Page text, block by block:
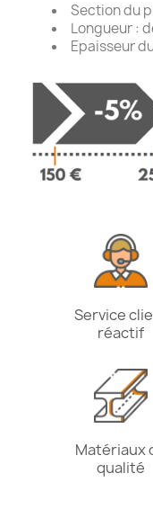
Section du
Longueur :
Epaisseur
Service
réactif
Matériaux
qualité